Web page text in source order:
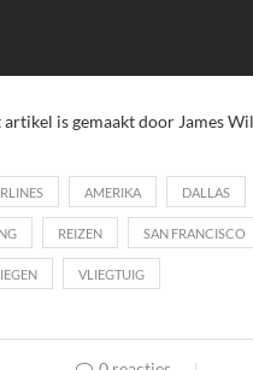
is gemaakt door James
AMERIKA DALLAS
REIZEN SAN FRANCISCO
VLIEGTUIG